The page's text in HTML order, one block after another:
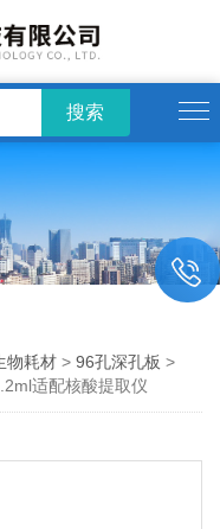
物耗材 >96孔深孔板 >
适配核酸提取仪